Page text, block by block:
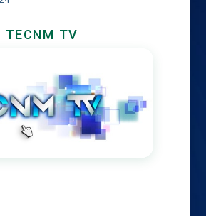
TECNM TV